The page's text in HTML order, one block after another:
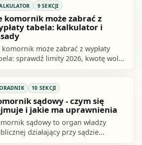
kalkulator.
9 SEKCJI
komornik może zabrać z
tabela: kalkulator i
komornik może zabrać z wypłaty
sprawdź limity 2026, kwotę wolną
kalkulatora potrącenia.
10 SEKCJI
sądowy - czym się
i jakie ma uprawnienia
sądowy to organ władzy
działający przy sądzie